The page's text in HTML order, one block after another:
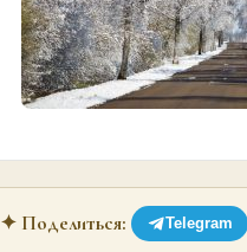
✦ Поделиться: Telegram